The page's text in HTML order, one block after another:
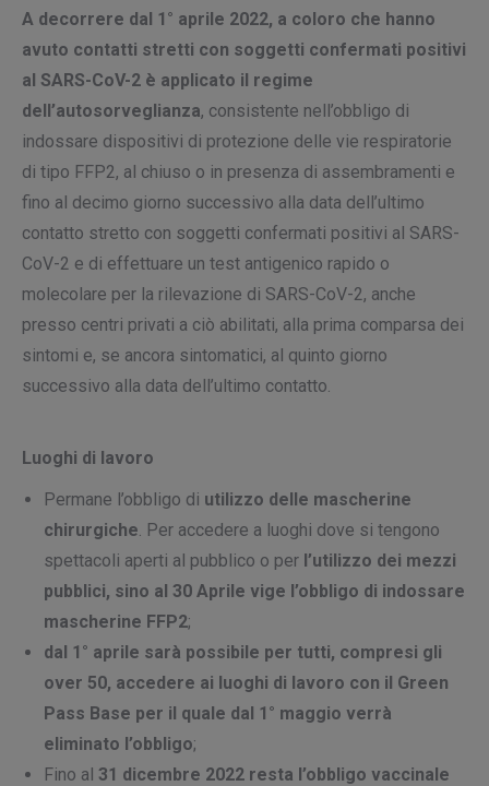
A decorrere dal 1° aprile 2022, a coloro che hanno
avuto contatti stretti con soggetti confermati positivi
al SARS-CoV-2 è applicato il regime
dell’autosorveglianza, consistente nell’obbligo di
indossare dispositivi di protezione delle vie respiratorie
di tipo FFP2, al chiuso o in presenza di assembramenti e
fino al decimo giorno successivo alla data dell’ultimo
contatto stretto con soggetti confermati positivi al SARS-
CoV-2 e di effettuare un test antigenico rapido o
molecolare per la rilevazione di SARS-CoV-2, anche
presso centri privati a ciò abilitati, alla prima comparsa dei
sintomi e, se ancora sintomatici, al quinto giorno
successivo alla data dell’ultimo contatto.
Luoghi di lavoro
Permane l’obbligo di utilizzo delle mascherine
chirurgiche. Per accedere a luoghi dove si tengono
spettacoli aperti al pubblico o per l’utilizzo dei mezzi
pubblici, sino al 30 Aprile vige l’obbligo di indossare
mascherine FFP2;
dal 1° aprile sarà possibile per tutti, compresi gli
over 50, accedere ai luoghi di lavoro con il Green
Pass Base per il quale dal 1° maggio verrà
eliminato l’obbligo;
Fino al 31 dicembre 2022 resta l’obbligo vaccinale